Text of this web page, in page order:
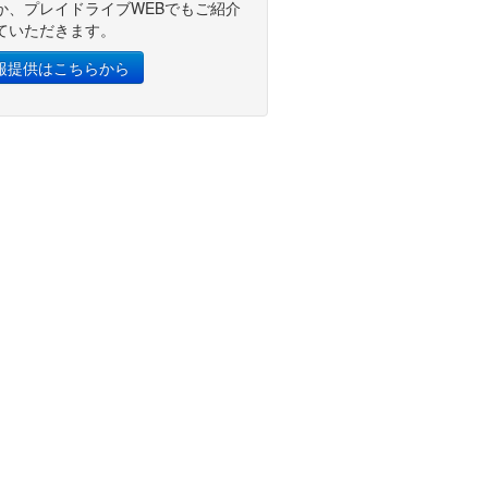
、プレイドライブWEBでもご紹介
いただきます。
提供はこちらから